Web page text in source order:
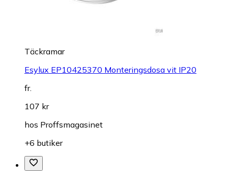
Täckramar
Esylux EP10425370 Monteringsdosa vit IP20
fr.
107 kr
hos Proffsmagasinet
+6 butiker